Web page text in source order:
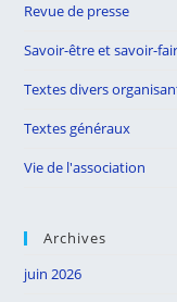
Revue de presse
Savoir-être et savoir-
Textes divers
Textes généraux
Vie de l'association
Archives
juin 2026